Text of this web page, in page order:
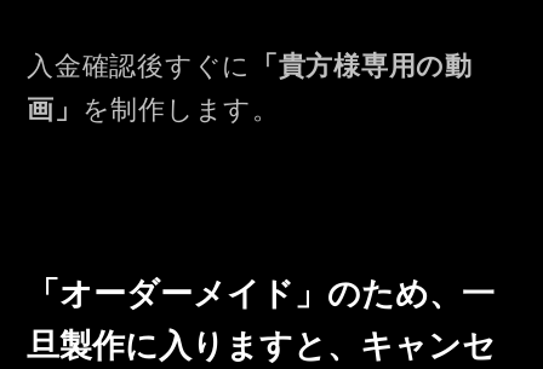
入金確認後すぐに 「貴方様専用の動
画」 を制作します。
「オーダーメイド」のため、一
旦製作に入りますと、キャンセ